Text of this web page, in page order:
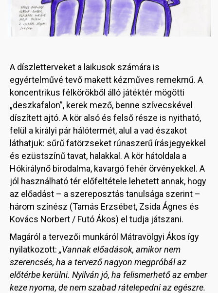
A díszletterveket a laikusok számára is
egyértelművé tevő makett kézműves remekmű. A
koncentrikus félkörökből álló játéktér mögötti
„deszkafalon”, kerek mező, benne szívecskével
díszített ajtó. A kör alsó és felső része is nyitható,
felül a királyi pár hálótermét, alul a vad északot
láthatjuk: sűrű fatörzseket rúnaszerű írásjegyekkel
és ezüstszínű tavat, halakkal. A kör hátoldala a
Hókirálynő birodalma, kavargó fehér örvényekkel. A
jól használható tér előfeltétele lehetett annak, hogy
az előadást – a szereposztás tanulsága szerint –
három színész (Tamás Erzsébet, Zsida Ágnes és
Kovács Norbert / Futó Ákos) el tudja játszani.
Magáról a tervezői munkáról Mátravölgyi Ákos így
nyilatkozott: „Vannak előadások, amikor nem
szerencsés, ha a tervező nagyon megpróbál az
előtérbe kerülni. Nyilván jó, ha felismerhető az ember
keze nyoma, de nem szabad rátelepedni az egészre.